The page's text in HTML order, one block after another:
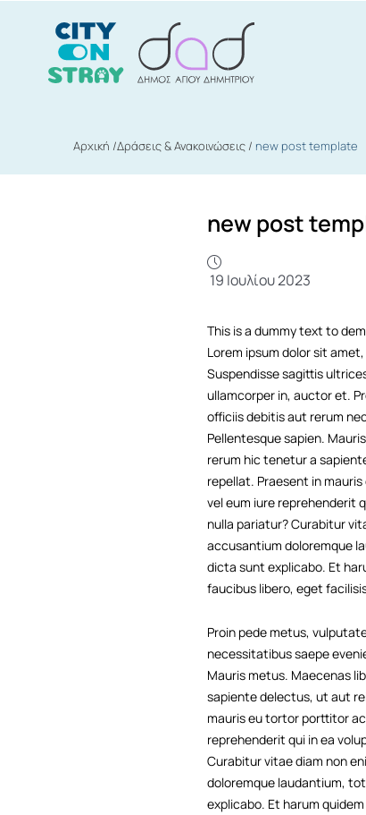
Αρχική /Δράσεις & Ανακοινώσεις / new post template
new post
19 Ιουλίου 2023
This is a dummy text to
Lorem ipsum dolor sit
Suspendisse sagittis
ullamcorper in, auctor et.
officiis debitis aut rerum
Pellentesque sapien.
rerum hic tenetur a
repellat. Praesent in
vel eum iure reprehenderit
nulla pariatur? Curabitur
accusantium doloremque
dicta sunt explicabo. Et
faucibus libero, eget
Proin pede metus,
necessitatibus saepe
Mauris metus. Maecenas
sapiente delectus, ut aut
mauris eu tortor porttitor
reprehenderit qui in ea
Curabitur vitae diam non
doloremque laudantium,
explicabo. Et harum